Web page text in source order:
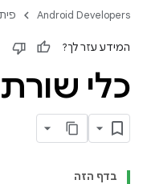
Android Developers
המידע עזר לך?
כלי
בדף הזה